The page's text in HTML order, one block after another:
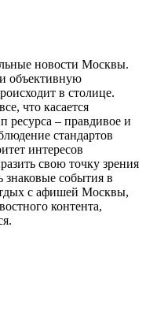
новости Москвы.
объективную
в столице.
что касается
– правдивое и
стандартов
интересов
свою точку зрения
знаковые события в
с афишей Москвы,
контента,